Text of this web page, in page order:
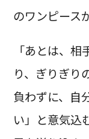
のワンピース
「あとは、
り、ぎりぎり
負わずに、自
い」と意気込